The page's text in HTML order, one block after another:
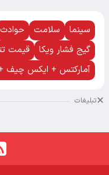
سینما سلامت حوادث
گیج فشار ویکا
قیمت
آمارکتس + ایکس چیف +
تبلیغات